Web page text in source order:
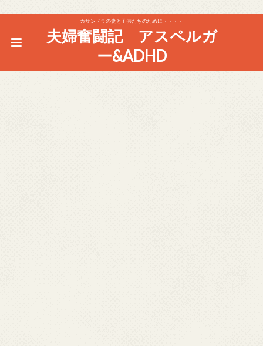
カサンドラの妻と子供たちのために・・・・
夫婦奮闘記 アスペルガ
ー&ADHD